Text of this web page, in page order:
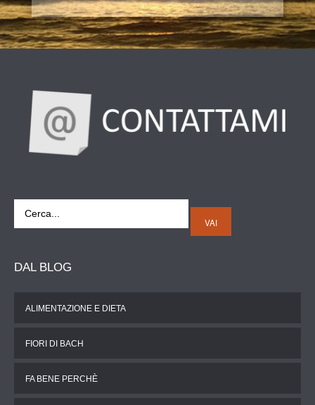
VAI
DAL BLOG
ALIMENTAZIONE E DIETA
FIORI DI BACH
FA BENE PERCHÈ